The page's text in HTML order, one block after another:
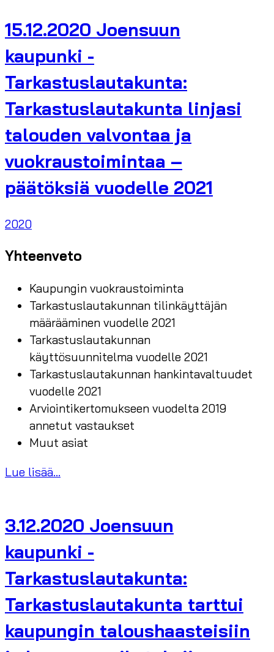
15.12.2020 Joensuun
kaupunki -
Tarkastuslautakunta:
Tarkastuslautakunta linjasi
talouden valvontaa ja
vuokraustoimintaa –
päätöksiä vuodelle 2021
2020
Yhteenveto
Kaupungin vuokraustoiminta
Tarkastuslautakunnan tilinkäyttäjän
määrääminen vuodelle 2021
Tarkastuslautakunnan
käyttösuunnitelma vuodelle 2021
Tarkastuslautakunnan hankintavaltuudet
vuodelle 2021
Arviointikertomukseen vuodelta 2019
annetut vastaukset
Muut asiat
Lue lisää...
3.12.2020 Joensuun
kaupunki -
Tarkastuslautakunta:
Tarkastuslautakunta tarttui
kaupungin taloushaasteisiin